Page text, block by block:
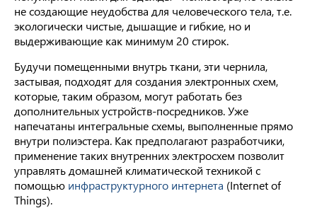
не создающие неудобства для человеческого тела, т.е.
экологически чистые, дышащие и гибкие, но и
выдерживающие как минимум 20 стирок.
Будучи помещенными внутрь ткани, эти чернила,
застывая, подходят для создания электронных схем,
которые, таким образом, могут работать без
дополнительных устройств-посредников. Уже
напечатаны интегральные схемы, выполненные прямо
внутри полиэстера. Как предполагают разработчики,
применение таких внутренних электросхем позволит
управлять домашней климатической техникой с
помощью инфраструктурного интернета (Internet of
Things).